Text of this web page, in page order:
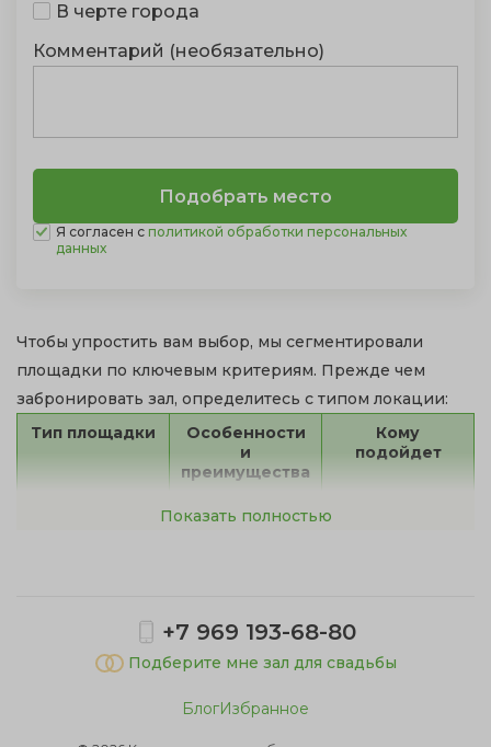
В черте города
Комментарий (необязательно)
Я согласен с политикой обработки персональных
данных
Чтобы упростить вам выбор, мы сегментировали
площадки по ключевым критериям. Прежде чем
забронировать зал, определитесь с типом локации:
Тип площадки
Особенности
и
преимущества
Кому
подойдет
интерьер,
юбилеи, свадьбы,
сентябрь),
виды, много
естественного
природе, летние
Показать полностью
БлогИзбранное
+7 969 193-68-80
Подберите мне зал для свадьбы